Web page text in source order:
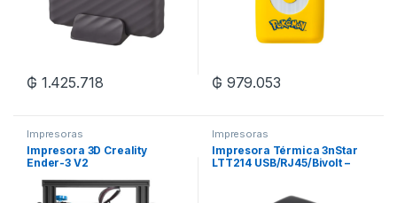
₲ 1.425.718 ₲ 979.053
Impresoras
Impresora 3D Creality
Ender-3 V2
4,3″;/270W/FDM – Negro
Impresoras
Impresora Térmica 3nStar
LTT214 USB/RJ45/Bivolt –